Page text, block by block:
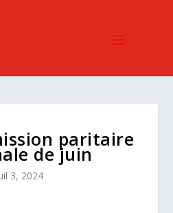
paritaire
de juin
3, 2024